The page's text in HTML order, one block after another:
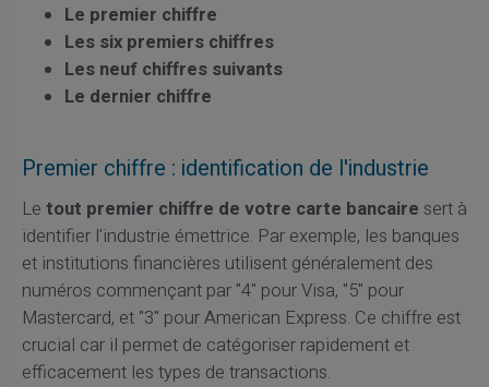
Le premier chiffre
Les six premiers chiffres
Les neuf chiffres suivants
Le dernier chiffre
Premier chiffre : identification de l'industrie
Le tout premier chiffre de votre carte bancaire sert à
identifier l'industrie émettrice. Par exemple, les banques
et institutions financières utilisent généralement des
numéros commençant par "4" pour Visa, "5" pour
Mastercard, et "3" pour American Express. Ce chiffre est
crucial car il permet de catégoriser rapidement et
efficacement les types de transactions.